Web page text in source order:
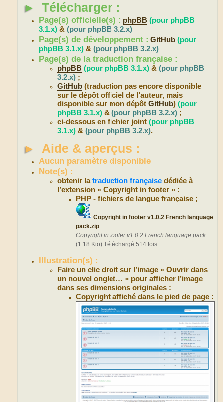
► Télécharger :
Page(s) officielle(s) : phpBB (pour phpBB
3.1.x) &(pour phpBB 3.2.x)
Page(s) de développement : GitHub (pour
phpBB 3.1.x) &(pour phpBB 3.2.x)
Page(s) de la traduction française :
phpBB (pour phpBB 3.1.x) &(pour phpBB
3.2.x) ;
GitHub (traduction pas encore disponible
sur le dépôt officiel de l’auteur, mais
disponible sur mon dépôtGitHub)(pour
phpBB 3.1.x) &(pour phpBB 3.2.x) ;
ci-dessous en fichier joint(pour phpBB
3.1.x) &(pour phpBB 3.2.x).
► Aide & aperçus :
Aucun paramètre disponible
Note(s) :
obtenir latraduction française dédiée à
l’extension « Copyright in footer » :
PHP - fichiers de langue française ;
Copyright in footer v1.0.2 French language
pack.zip
Copyright in footer v1.0.2 French language pack.
(1.18 Kio) Téléchargé 514 fois
Illustration(s) :
Faire un clic droit sur l’image « Ouvrir dans
un nouvel onglet… » pour afficher l’image
dans ses dimensions originales :
Copyright affiché dans le pied de page :